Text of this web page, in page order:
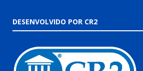
DESENVOLVIDO POR CR2